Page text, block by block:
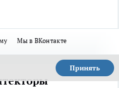
Мы в ВКонтакте
Принять